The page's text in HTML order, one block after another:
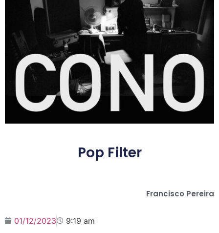
Pop Filter
Francisco Pereira
01/12/2023 9:19 am